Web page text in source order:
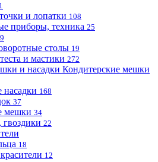
и лопатки 108
приборы, техника 25
столы 19
и мастики 272
Кондитерские мешки
насадки 168
37
мешки 34
22
18
12